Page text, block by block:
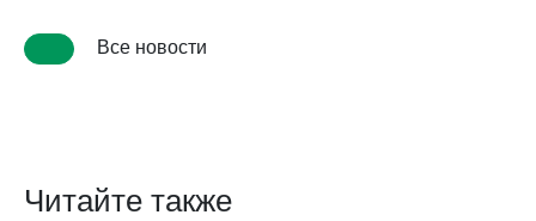
Все новости
Читайте также